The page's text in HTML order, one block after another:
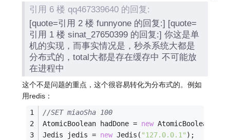
引用 6 楼 qq467339640 的回复:
[quote=引用 2 楼 funnyone 的回复:] [quote=
引用 1 楼 sinat_27650399 的回复:] 你这是单
机的实现，而事实情况是，秒杀系统大都是
分布式的，total大都是存在缓存中 不可能放
在进程中
这个不是问题的重点，这个很容易转化为分布式的。例如
用redis：
//SET miaoSha 100
AtomicBoolean hadDone = new AtomicBoolean(
Jedis jedis = new Jedis( "127.0.0.1" );